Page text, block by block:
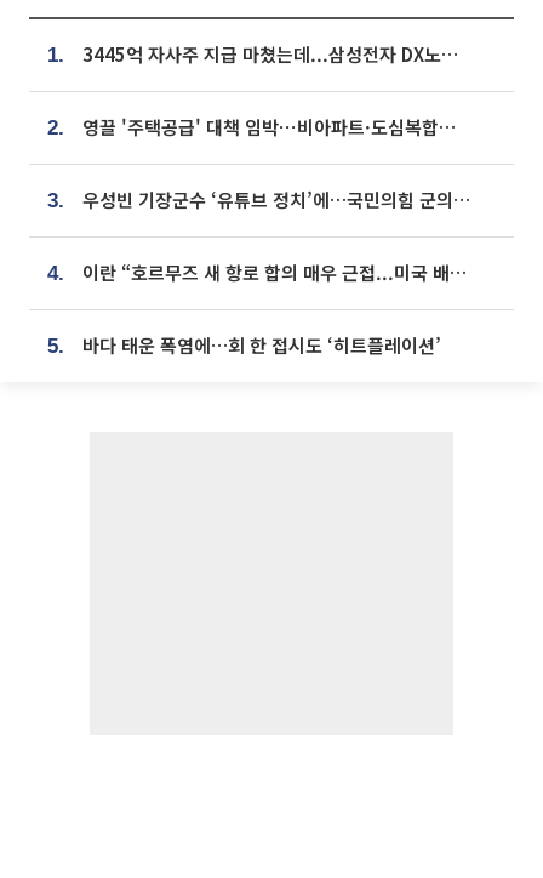
1. 3445억 자사주 지급 마쳤는데...삼성전자 DX노조, 뒤늦은 '떼쓰기 집회'
2. 영끌 '주택공급' 대책 임박⋯비아파트·도심복합까지 총동원
3. 우성빈 기장군수 ‘유튜브 정치’에…국민의힘 군의원들 집단 반발
4. 이란 “호르무즈 새 항로 합의 매우 근접...미국 배상 먼저”
5. 바다 태운 폭염에…회 한 접시도 ‘히트플레이션’